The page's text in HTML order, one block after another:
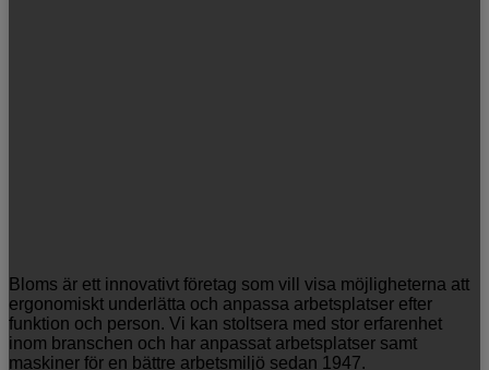
Bloms är ett innovativt företag som vill visa möjligheterna att
ergonomiskt underlätta och anpassa arbetsplatser efter
funktion och person. Vi kan stoltsera med stor erfarenhet
inom branschen och har anpassat arbetsplatser samt
maskiner för en bättre arbetsmiljö sedan 1947.